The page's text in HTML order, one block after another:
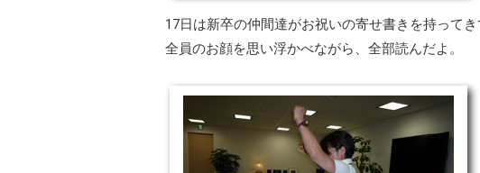
17日は新卒の仲間達がお祝いの寄せ書きを持って
全員のお顔を思い浮かべながら、全部読んだよ。